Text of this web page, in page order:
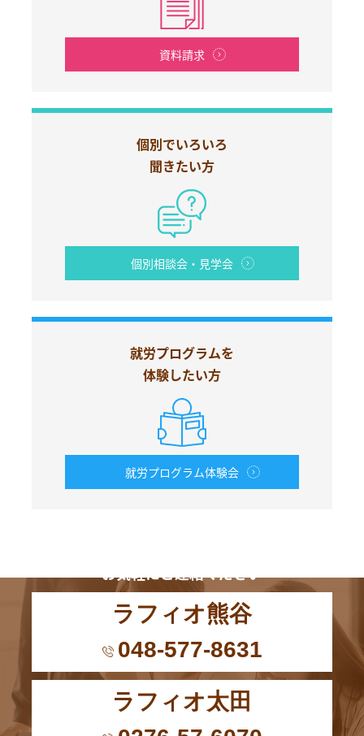
資料請求
個別でいろいろ
聞きたい方
個別相談会・見学会
就労プログラムを
体験したい方
就労プログラム体験会
お気軽にご連絡ください
ラフィオ熊谷
048-577-8631
ラフィオ太田